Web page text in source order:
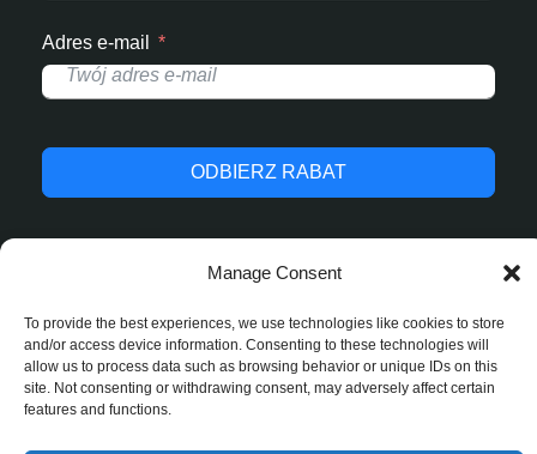
Manage Consent
To provide the best experiences, we use technologies like cookies to store
and/or access device information. Consenting to these technologies will
allow us to process data such as browsing behavior or unique IDs on this
site. Not consenting or withdrawing consent, may adversely affect certain
features and functions.
Adres e-mail
ODBIERZ RABAT
© 2025 StrefaJednorazowek.pl. Wszelkie prawa
zastrzeżone.